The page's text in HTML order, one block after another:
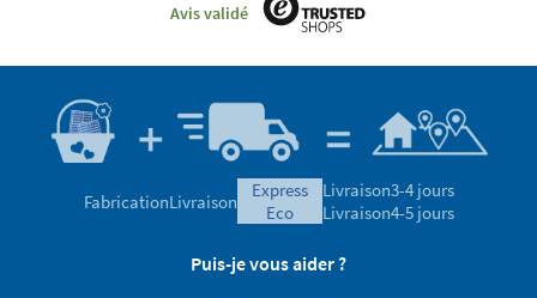
Avis validé
FabricationLivraison
express
eco
Livraison3-4 jours
Livraison4-5 jours
Puis-je vous aider ?